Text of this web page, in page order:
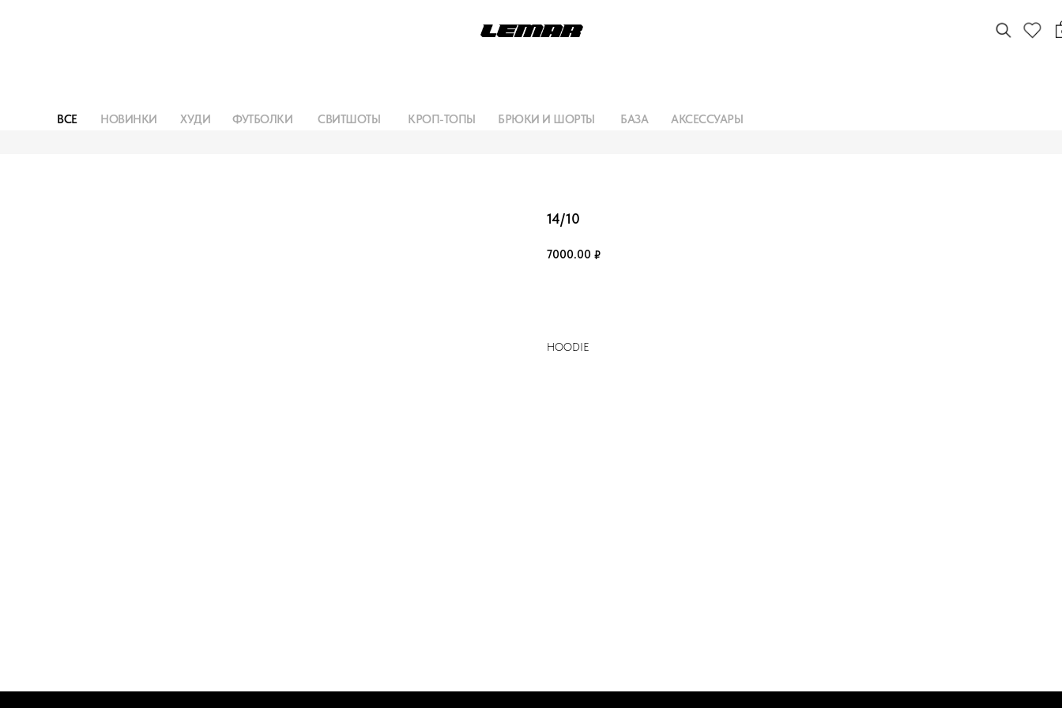
АКСЕССУАРЫ
БАЗА
БРЮКИ И ШОРТЫ
КРОП-ТОПЫ
СВИТШОТЫ
ФУТБОЛКИ
ХУДИ
НОВИНКИ
ВСЕ
14/10
7000.00 ₽
HOODIE